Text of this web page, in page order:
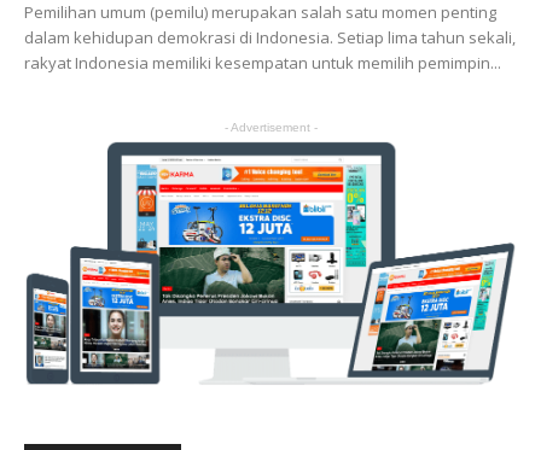
Pemilihan umum (pemilu) merupakan salah satu momen penting
dalam kehidupan demokrasi di Indonesia. Setiap lima tahun sekali,
rakyat Indonesia memiliki kesempatan untuk memilih pemimpin...
- Advertisement -